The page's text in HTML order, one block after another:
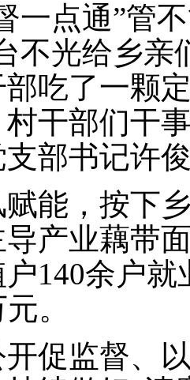
点通”管不
不光给乡亲
吃了一颗
村干部们干
部书记许
，按下乡
产业藕带
140余户
。
监督、以